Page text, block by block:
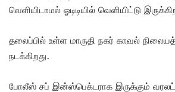
வெளியிடாமல் ஓடிடியில் வெளியிட்டு
தலைப்பில் உள்ள மாருதி நகர் காவல்
நடக்கிறது.
போலீஸ் சப் இன்ஸ்பெக்டராக இருக்கும்